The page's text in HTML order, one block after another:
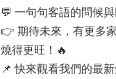
💬 一句句客語的問候
👉 期待未來，有更多
燒得更旺！🔥
📌 快來觀看我們的最